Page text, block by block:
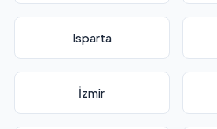
Isparta
İzmir